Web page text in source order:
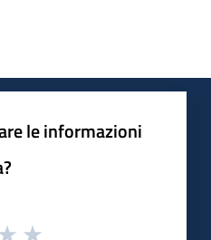
le informazioni